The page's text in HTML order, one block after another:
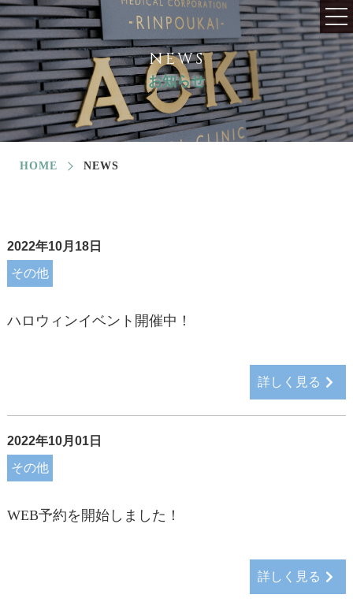
NEWS
お知らせ
HOME NEWS
2022年10月18日
その他
ハロウィンイベント開催中！
詳しく見る
2022年10月01日
その他
WEB予約を開始しました！
詳しく見る